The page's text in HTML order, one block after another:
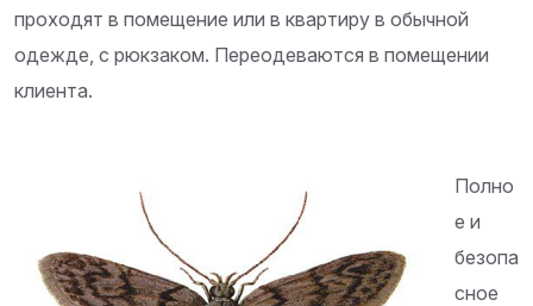
проходят в помещение или в квартиру в обычной
одежде, с рюкзаком. Переодеваются в помещении
клиента.
Полно
е и
безопа
сное